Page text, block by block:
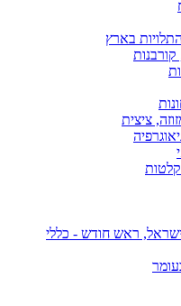
בארץ
ציצית
ראש חודש - כללי